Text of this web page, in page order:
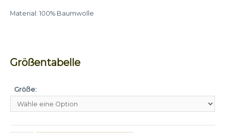
Material: 100% Baumwolle
Größentabelle
Größe: